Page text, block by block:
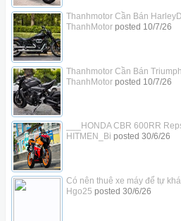
Thanhmotor Cần Bán
ThanhMotorposted 10/7/26
Thanhmotor Cần Bán
ThanhMotorposted 10/7/26
___HONDA CBR 600RR
HITMEN_Bi posted 30/6/26
Có nên thuê xe máy để tự
Hgo25 posted 30/6/26